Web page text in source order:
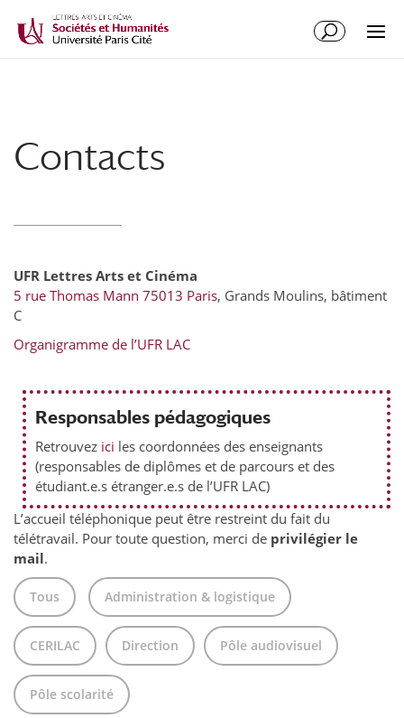
Contacts
UFR Lettres Arts et Cinéma
5 rue Thomas Mann 75013 Paris, Grands Moulins, bâtiment
C
Organigramme de l’UFR LAC
Responsables pédagogiques
Retrouvez ici les coordonnées des enseignants
(responsables de diplômes et de parcours et des
étudiant.e.s étranger.e.s de l’UFR LAC)
L’accueil téléphonique peut être restreint du fait du
télétravail. Pour toute question, merci de privilégier le
mail.
Tous Administration & logistique
CERILAC Direction Pôle audiovisuel
Pôle scolarité